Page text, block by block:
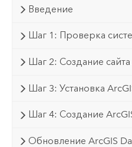
Введение
Шаг 1: Проверка
Шаг 2: Создание сайта
Шаг 3: Установка
Шаг 4: Создание
Обновление ArcGIS